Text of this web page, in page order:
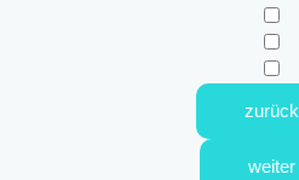
zurück
weiter